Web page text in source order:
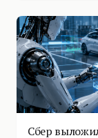
Сбер